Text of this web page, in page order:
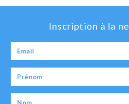
Inscription à la